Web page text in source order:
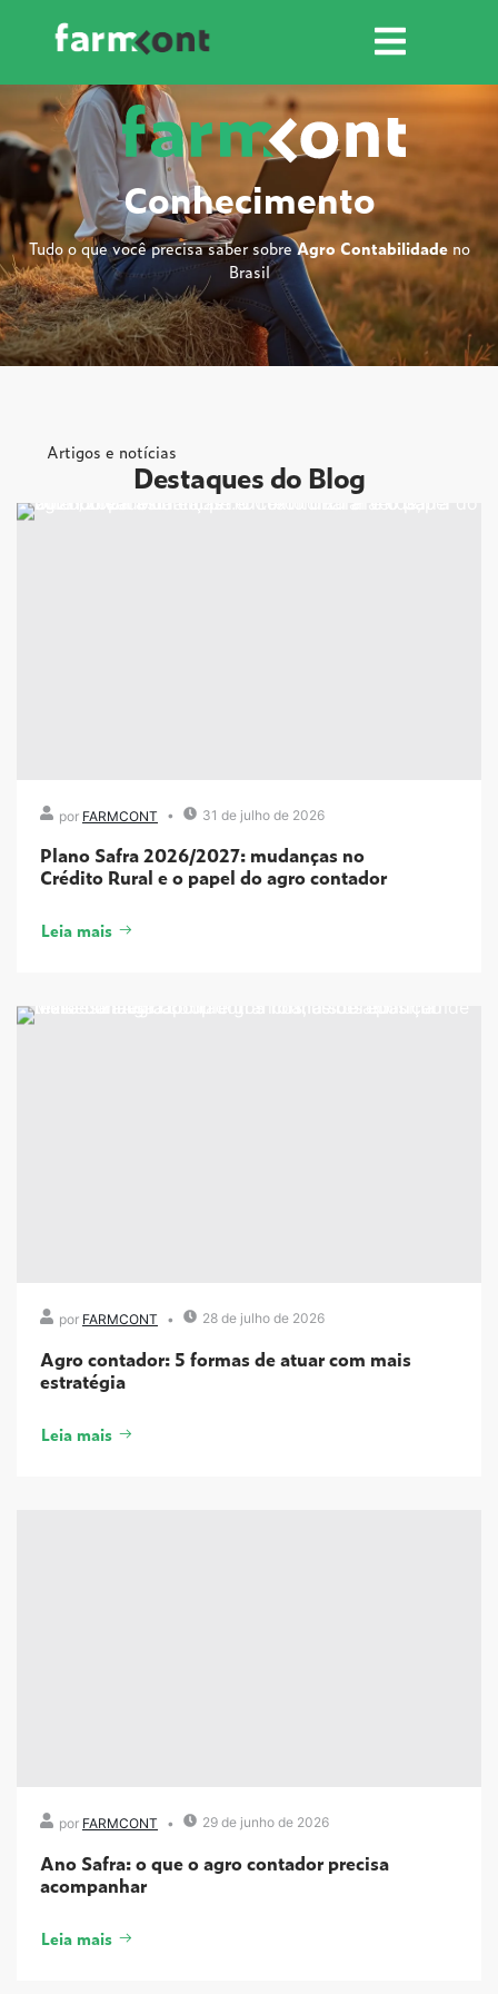
Conhecimento
Tudo o que você precisa saber sobreAgro Contabilidadeno
Brasil
Artigos e notícias
Destaques do Blog
por FARMCONT 31 de julho de 2026
Plano Safra 2026/2027: mudanças no
Crédito Rural e o papel do agro contador
Leia mais
por FARMCONT 28 de julho de 2026
Agro contador: 5 formas de atuar com mais
estratégia
Leia mais
por FARMCONT 29 de junho de 2026
Ano Safra: o que o agro contador precisa
acompanhar
Leia mais